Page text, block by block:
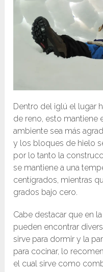
Dentro del iglú el lugar
de reno, esto mantiene
ambiente sea más
y los bloques de hielo
por lo tanto la
se mantiene a una
centígrados, mientras
grados bajo cero.
Cabe destacar que en
pueden encontrar
sirve para dormir y la
para cocinar, lo
el cual sirve como